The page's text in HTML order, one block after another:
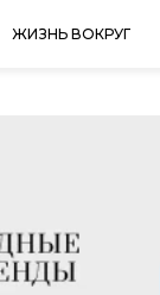
ЖИЗНЬ ВОКРУГ